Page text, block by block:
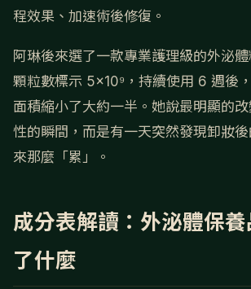
程效果、加速術後修復。
阿琳後來選了一款專業護理級的外泌
顆粒數標示 5×10⁹，持續使用 6 週後
面積縮小了大約一半。她說最明顯的
性的瞬間，而是有一天突然發現卸妝
來那麼「累」。
成分表解讀：外泌體保
了什麼